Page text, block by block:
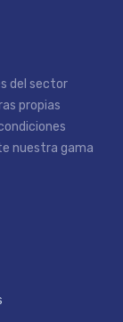
del sector
propias
nuestra gama